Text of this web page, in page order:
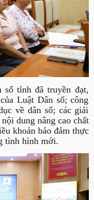
tỉnh đã truyền đạt,
Luật Dân số; công
về dân số; các giải
dung nâng cao chất
khoản bảo đảm thực
tình hình mới.